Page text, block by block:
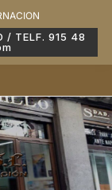
/ TELF. 915 48